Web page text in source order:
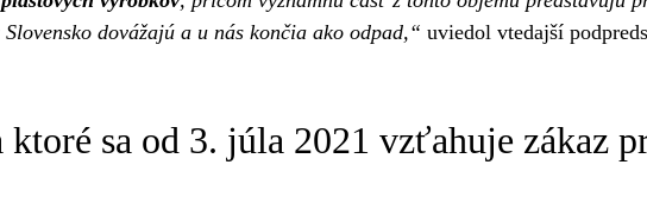
dovážajú a u nás končia ako odpad,“ uviedol vtedajší
sa od 3. júla 2021 vzťahuje zákaz